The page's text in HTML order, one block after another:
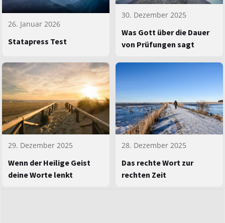
26. Januar 2026
Statapress Test
30. Dezember 2025
Was Gott über die Dauer
von Prüfungen sagt
29. Dezember 2025
Wenn der Heilige Geist
deine Worte lenkt
28. Dezember 2025
Das rechte Wort zur
rechten Zeit